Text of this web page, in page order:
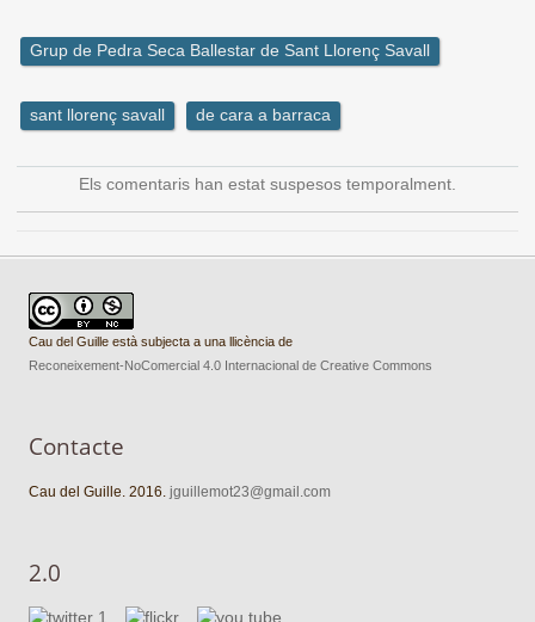
Grup de Pedra Seca Ballestar de Sant Llorenç Savall
sant llorenç savall de cara a barraca
Els comentaris han estat suspesos temporalment.
Cau del Guille està subjecta a una llicència de
Reconeixement-NoComercial 4.0 Internacional de Creative Commons
Contacte
Cau del Guille. 2016.jguillemot23@gmail.com
2.0